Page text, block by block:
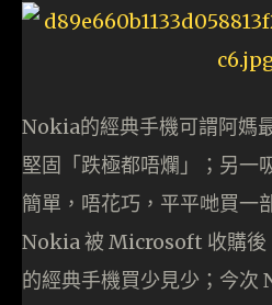
Nokia的經典手機可謂阿媽
堅固「跌極都唔爛」；另一
簡單，唔花巧，平平哋買一
Nokia 被 Microsoft 收購後
的經典手機買少見少；今次